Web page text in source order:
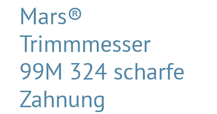
Mars®
Trimmmesser
99M 324 scharfe
Zahnung